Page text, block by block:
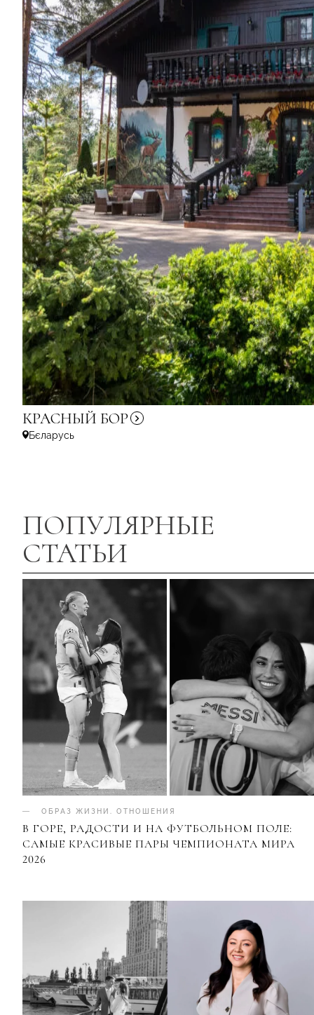
КРАСНЫЙ БОР
Бєларусь
ПОПУЛЯРНЫЕ
СТАТЬИ
ОБРАЗ ЖИЗНИ ОТНОШЕНИЯ
В ГОРЕ, РАДОСТИ И НА ФУТБОЛЬНОМ ПОЛЕ:
САМЫЕ КРАСИВЫЕ ПАРЫ ЧЕМПИОНАТА МИРА
2026